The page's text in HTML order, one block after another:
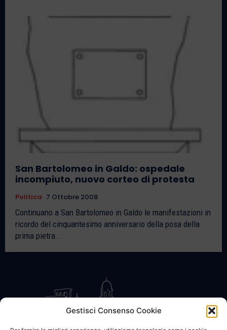
Gestisci Consenso Cookie
San Bartolomeo in Galdo: ospedale
incompiuto, nuovo corteo di protesta
Politica 7 Ottobre 2008
Continuano a San Bartolomeo in Galdo le manifestazioni in
ricordo del cinquantesimo anniversario della posa della
prima pietra...